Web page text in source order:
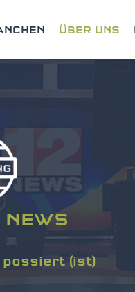
ÜBER UNS
NEWS
(ist)